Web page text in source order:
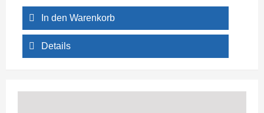
In den Warenkorb
Details